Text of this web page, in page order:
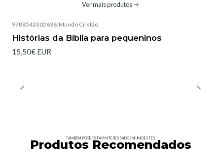
Ver mais produtos
9788543302638|Mundo Cristão
Histórias da Bíblia para pequeninos
15,50€ EUR
TAMBÉM PODE ESTAR INTERESSADO EM UM DESTES
Produtos Recomendados